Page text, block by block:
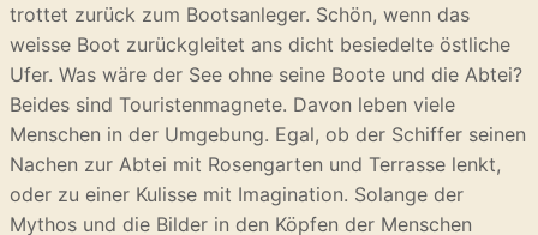
trottet zurück zum Bootsanleger. Schön, wenn das
weisse Boot zurückgleitet ans dicht besiedelte östliche
Ufer. Was wäre der See ohne seine Boote und die Abtei?
Beides sind Touristenmagnete. Davon leben viele
Menschen in der Umgebung. Egal, ob der Schiffer seinen
Nachen zur Abtei mit Rosengarten und Terrasse lenkt,
oder zu einer Kulisse mit Imagination. Solange der
Mythos und die Bilder in den Köpfen der Menschen